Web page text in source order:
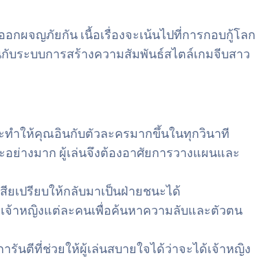
กผจญภัยกัน เนื้อเรื่องจะเน้นไปที่การกอบกู้โลก
ระบบการสร้างความสัมพันธ์สไตล์เกมจีบสาว
ทำให้คุณอินกับตัวละครมากขึ้นในทุกวินาที
างมาก ผู้เล่นจึงต้องอาศัยการวางแผนและ
เปรียบให้กลับมาเป็นฝ่ายชนะได้
เจ้าหญิงแต่ละคนเพื่อค้นหาความลับและตัวตน
รันตีที่ช่วยให้ผู้เล่นสบายใจได้ว่าจะได้เจ้าหญิง